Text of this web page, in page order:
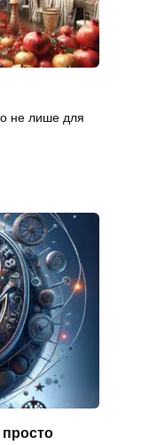
не лише для
просто